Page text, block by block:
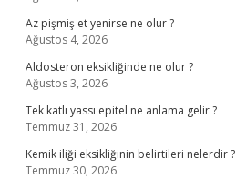
Az pişmiş et yenirse ne olur ?
Ağustos 4, 2026
Aldosteron eksikliğinde ne olur ?
Ağustos 3, 2026
Tek katlı yassı epitel ne anlama gelir ?
Temmuz 31, 2026
Kemik iliği eksikliğinin belirtileri nelerdir ?
Temmuz 30, 2026